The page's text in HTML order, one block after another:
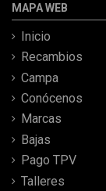
MAPA WEB
Inicio
Recambios
Campa
Conócenos
Marcas
Bajas
Pago TPV
Talleres